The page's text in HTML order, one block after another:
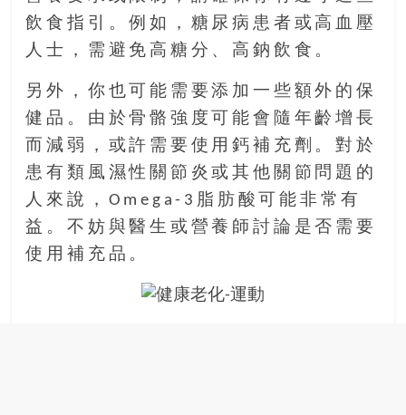
豐
的
第
二
人
生。
飲食指引。例如，糖尿病患者或高血壓
人士，需避免高糖分、高鈉飲食。
另外，你也可能需要添加一些額外的保
健品。由於骨骼強度可能會隨年齡增長
而減弱，或許需要使用鈣補充劑。對於
患有類風濕性關節炎或其他關節問題的
人來說，Omega-3脂肪酸可能非常有
益。不妨與醫生或營養師討論是否需要
使用補充品。